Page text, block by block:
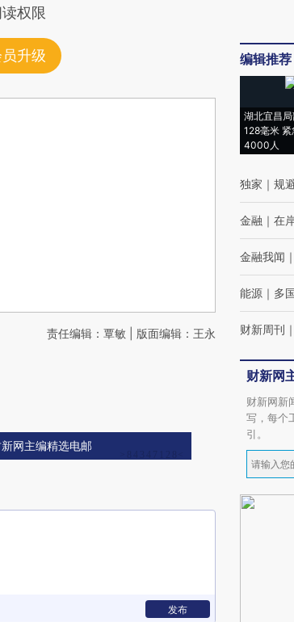
权限
升级
责任编辑：覃敏 | 版面编辑：王永
网主编精选电邮
发布
编辑推荐
湖北宜昌
128毫米 紧
4000人
独家 ｜ 规
金融 ｜ 在
金融我闻 ｜
能源 ｜ 多
财新周刊 ｜
财新网
财新网新
写，每个
引。